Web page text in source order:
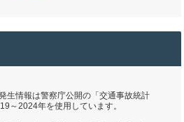
生情報は警察庁公開の「交通事故統計
～2024年を使用しています。